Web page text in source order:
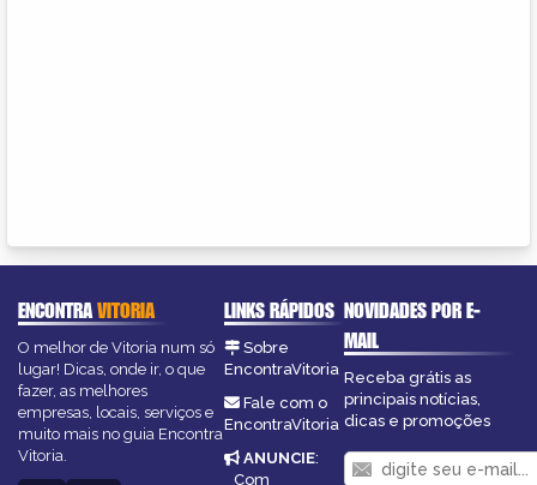
ENCONTRAVITORIA
O melhor de Vitoria num só
lugar! Dicas, onde ir, o que
fazer, as melhores
empresas, locais, serviços e
muito mais no guia Encontra
Vitoria.
LINKS RÁPIDOS
Sobre
EncontraVitoria
Fale com o
EncontraVitoria
ANUNCIE:
Com
NOVIDADES POR E-
MAIL
Receba grátis as
principais notícias,
dicas e promoções